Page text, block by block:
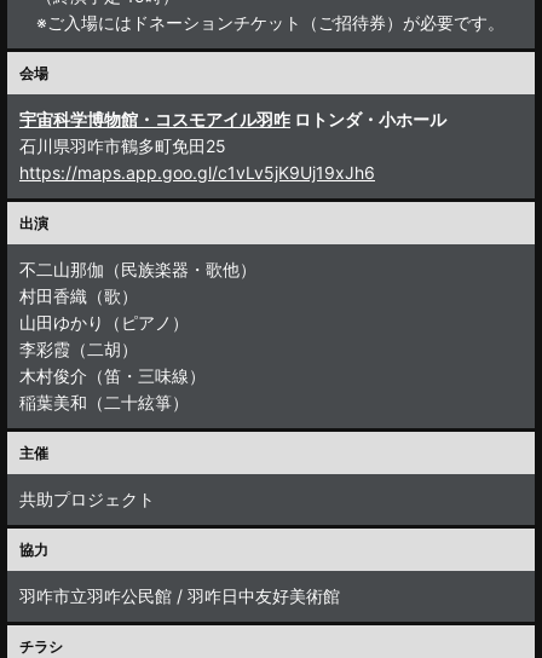
※ご入場にはドネーションチケット（ご招待券）が必要です。
会場
宇宙科学博物館・コスモアイル羽咋 ロトンダ・小ホール
石川県羽咋市鶴多町免田25
https://maps.app.goo.gl/c1vLv5jK9Uj19xJh6
出演
不二山那伽（民族楽器・歌他）
村田香織（歌）
山田ゆかり（ピアノ）
李彩霞（二胡）
木村俊介（笛・三味線）
稲葉美和（二十絃箏）
主催
共助プロジェクト
協力
羽咋市立羽咋公民館 / 羽咋日中友好美術館
チラシ